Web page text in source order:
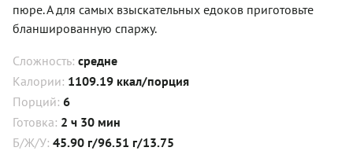
пюре. А для самых взыскательных едоков приготовьте
бланшированную спаржу.
Сложность: средне
Калории: 1109.19 ккал/порция
Порций: 6
Готовка: 2 ч 30 мин
Б/Ж/У: 45.90 г/96.51 г/13.75